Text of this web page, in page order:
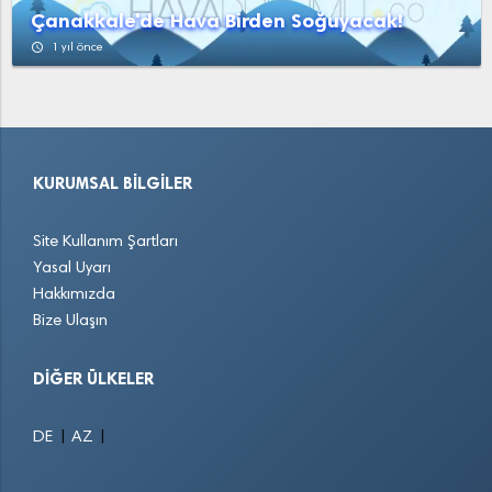
Çanakkale'de Hava Birden Soğuyacak!
access_time 1 yıl önce
KURUMSAL BILGILER
Site Kullanım Şartları
Yasal Uyarı
Hakkımızda
Bize Ulaşın
DIĞER ÜLKELER
DE AZ